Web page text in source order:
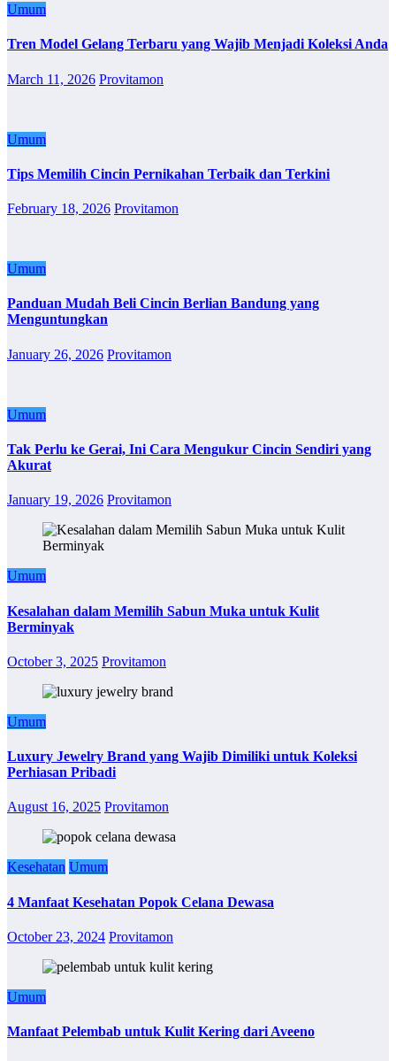
Umum
Tren Model Gelang Terbaru yang Wajib Menjadi Koleksi Anda
March 11, 2026 Provitamon
Umum
Tips Memilih Cincin Pernikahan Terbaik dan Terkini
February 18, 2026 Provitamon
Umum
Panduan Mudah Beli Cincin Berlian Bandung yang
Menguntungkan
January 26, 2026 Provitamon
Umum
Tak Perlu ke Gerai, Ini Cara Mengukur Cincin Sendiri yang
Akurat
January 19, 2026 Provitamon
Umum
Kesalahan dalam Memilih Sabun Muka untuk Kulit
Berminyak
October 3, 2025 Provitamon
Umum
Luxury Jewelry Brand yang Wajib Dimiliki untuk Koleksi
Perhiasan Pribadi
August 16, 2025 Provitamon
Kesehatan Umum
4 Manfaat Kesehatan Popok Celana Dewasa
October 23, 2024 Provitamon
Umum
Manfaat Pelembab untuk Kulit Kering dari Aveeno